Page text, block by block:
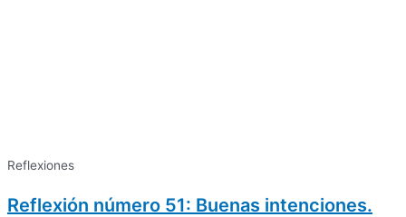
Reflexiones
Reflexión número 51: Buenas intenciones.